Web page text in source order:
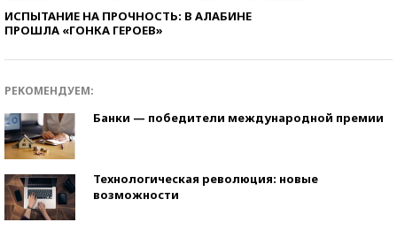
ИСПЫТАНИЕ НА ПРОЧНОСТЬ: В АЛАБИНЕ
ПРОШЛА «ГОНКА ГЕРОЕВ»
РЕКОМЕНДУЕМ:
Банки — победители международной премии
Технологическая революция: новые
возможности